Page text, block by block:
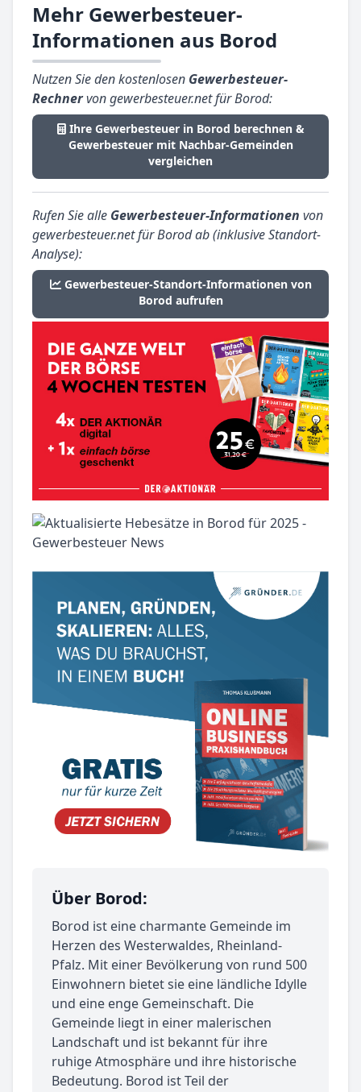
Mehr Gewerbesteuer-
Informationen aus Borod
Nutzen Sie den kostenlosen Gewerbesteuer-
Rechnervon gewerbesteuer.net für Borod:
Ihre Gewerbesteuer in Borod berechnen &
Gewerbesteuer mit Nachbar-Gemeinden
vergleichen
Rufen Sie alle Gewerbesteuer-Informationen von
gewerbesteuer.net für Borod ab (inklusive Standort-
Analyse):
Gewerbesteuer-Standort-Informationen von
Borod aufrufen
Über Borod:
Borod ist eine charmante Gemeinde im
Herzen des Westerwaldes, Rheinland-
Pfalz. Mit einer Bevölkerung von rund 500
Einwohnern bietet sie eine ländliche Idylle
und eine enge Gemeinschaft. Die
Gemeinde liegt in einer malerischen
Landschaft und ist bekannt für ihre
ruhige Atmosphäre und ihre historische
Bedeutung. Borod ist Teil der